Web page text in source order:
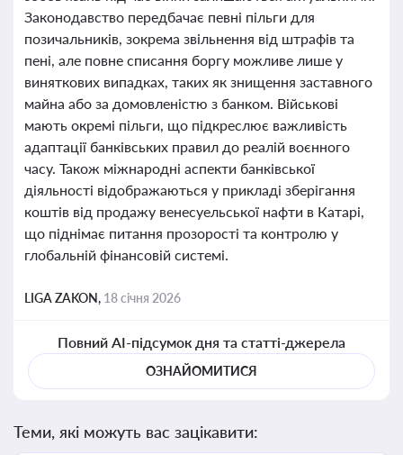
Законодавство передбачає певні пільги для
позичальників, зокрема звільнення від штрафів та
пені, але повне списання боргу можливе лише у
виняткових випадках, таких як знищення заставного
майна або за домовленістю з банком. Військові
мають окремі пільги, що підкреслює важливість
адаптації банківських правил до реалій воєнного
часу. Також міжнародні аспекти банківської
діяльності відображаються у прикладі зберігання
коштів від продажу венесуельської нафти в Катарі,
що піднімає питання прозорості та контролю у
глобальній фінансовій системі.
LIGA ZAKON, 18 січня 2026
Повний AI-підсумок дня та статті-джерела
ОЗНАЙОМИТИСЯ
Теми, які можуть вас зацікавити: